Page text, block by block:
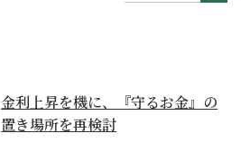
金利上昇を機に、『守るお金』の
置き場所を再検討